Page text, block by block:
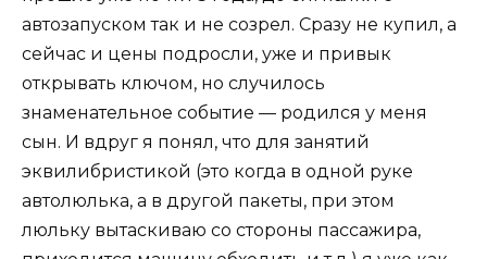
автозапуском так и не созрел. Сразу не купил, а
сейчас и цены подросли, уже и привык
открывать ключом, но случилось
знаменательное событие — родился у меня
сын. И вдруг я понял, что для занятий
эквилибристикой (это когда в одной руке
автолюлька, а в другой пакеты, при этом
люльку вытаскиваю со стороны пассажира,